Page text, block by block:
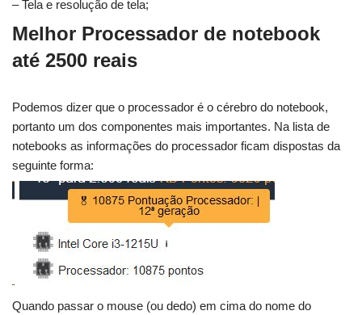
– Tela e resolução de tela;
Melhor Processador de notebook
até 2500 reais
Podemos dizer que o processador é o cérebro do notebook,
portanto um dos componentes mais importantes. Na lista de
notebooks as informações do processador ficam dispostas da
seguinte forma:
Quando passar o mouse (ou dedo) em cima do nome do